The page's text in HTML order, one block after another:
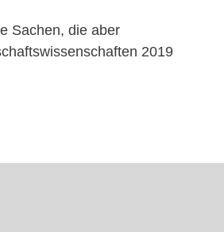
Sachen, die aber
2019